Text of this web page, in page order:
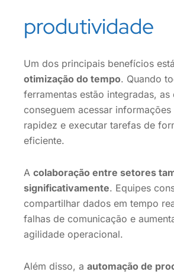
produtividade
Um dos principais benefícios
otimização do tempo. Quando
ferramentas estão integradas, as
conseguem acessar
rapidez e executar tarefas de
eficiente.
A colaboração entre setores
significativamente. Equipes
compartilhar dados em tempo
falhas de comunicação e
agilidade operacional.
Além disso, a automação de